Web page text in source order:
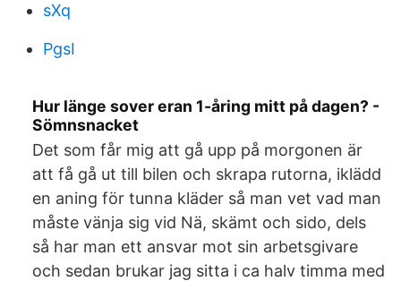
sXq
PgsI
Hur länge sover eran 1-åring mitt på dagen? -
Sömnsnacket
Det som får mig att gå upp på morgonen är
att få gå ut till bilen och skrapa rutorna, iklädd
en aning för tunna kläder så man vet vad man
måste vänja sig vid Nä, skämt och sido, dels
så har man ett ansvar mot sin arbetsgivare
och sedan brukar jag sitta i ca halv timma med